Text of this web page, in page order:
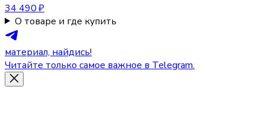
34 490 ₽
О товаре и где купить
материал, найдись!
Читайте только самое важное в Telegram.